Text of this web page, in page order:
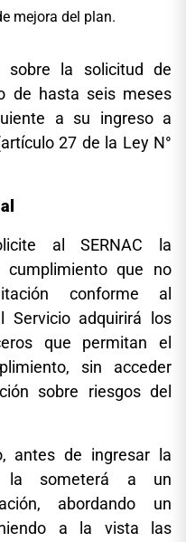
mejora del plan.
sobre la solicitud de
de hasta seis meses
a su ingreso a
27 de la Ley N°
al SERNAC la
que no
conforme al
Servicio adquirirá los
que permitan el
sin acceder
sobre riesgos del
antes de ingresar la
la someterá a un
abordando un
a la vista las